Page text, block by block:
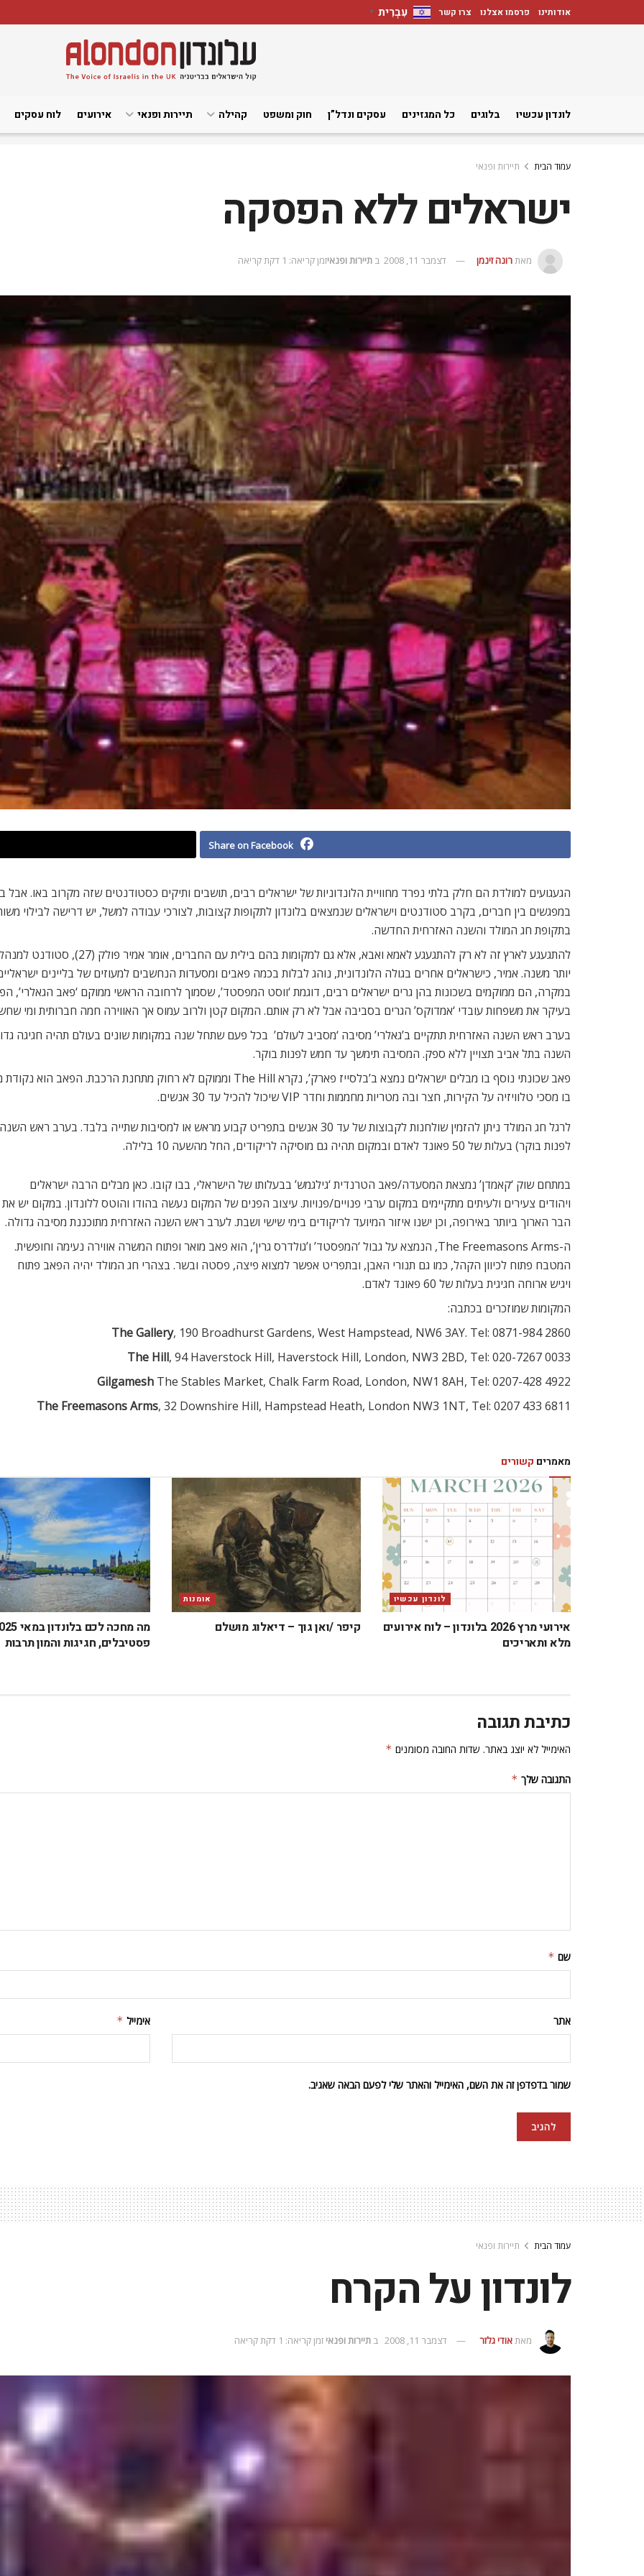
אודותינו פרסמו אצלנו צרו קשר עִבְרִית ▼
לונדון עכשיו בלוגים כל המגזינים עסקים ונדל”ן חוק ומשפט קהילה תיירות ופנאי אירועים לוח עסקים
עמוד הבית תיירות ופנאי
ישראלים ללא הפסקה
מאתרונה זינמן דצמבר 11, 2008 ב תיירות ופנאיזמן קריאה: 1 דקת קריאה
Share on Facebook
הגעגועים למולדת הם חלק בלתי נפרד מחוויית הלונדוניות של ישראלים רבים, תושבים ותיקים כסטודנטים שזה מקרוב באו.
במפגשים בין חברים, בקרב סטודנטים וישראלים שנמצאים בלונדון לתקופות קצובות, לצורכי עבודה למשל, יש דרישה לבילוי
בתקופת חג המולד והשנה האזרחית החדשה.
להתגעגע לארץ זה לא רק להתגעגע לאמא
יותר משנה. אמיר, כישראלים אחרים בגולה הלונדונית, נוהג לבלות בכמה פאבים ומסעדות הנחשבים למעוזים של בליינים
בעיקר את משפחות עובדי ‘אמדוקס’ הגרים בסביבה אבל לא רק אותם. המקום קטן ולרוב עמוס אך האווירה חמה חברותית ומי
בערב ראש השנה האזרחית תתקיים ב’גאלרי’ מסיבה ‘מסביב לעולם’  בכל פעם שתחל שנה במקומות שונים בעולם תהיה חגיגה
השנה בתל אביב תצויין ללא ספק. המסיבה תימשך עד חמש לפנות בוקר.
בו מסכי טלוויזיה על הקירות, חצר ובה מטריות מחממות וחדר VIP שיכול להכיל עד 30 אנשים.
לרגל חג המולד ניתן להזמין שולחנות לקבוצות של עד 30 אנשים בתפריט קבוע מראש או למסיבות
לפנות בוקר) בעלות של 50 פאונד לאדם ובמקום תהיה גם מוסיקה לריקודים, החל מהשעה 10 בלילה.
במתחם שוק ‘קאמדן’ נמצאת המסעדה/פאב הטרנדית ‘גילגמש’ בבעלותו של הישראלי, בבו קובו. כאן מבלים הרבה ישראלים
ויהודים צעירים ולעיתים מתקיימים במקום ערבי פנויים/פנויות. עיצוב הפנים של המקום נעשה בהודו והוטס ללונדון. במקום יש את
הבר הארוך ביותר באירופה, וכן ישנו איזור המיועד לריקודים בימי שישי ושבת. לערב ראש השנה האזרחית מתוכננת מסיבה גדולה.
ה-The Freemasons Arms, הנמצא על גבול ‘המפסטד’ ו’גולדרס גרין’, הוא פאב מואר ופתוח המשרה אווירה נעימה וחופשית.
המטבח פתוח לכיוון הקהל, כמו גם תנורי האבן, ובתפריט אפשר למצוא פיצה, פסטה ובשר. בצהרי חג המולד יהיה הפאב פתוח
ויגיש ארוחה חגיגית בעלות של 60 פאונד לאדם.
המקומות שמוזכרים בכתבה:
The Gallery, 190 Broadhurst Gardens, West Hampstead, NW6 3AY. Tel: 0871-984 2860
The Hill, 94 Haverstock Hill, Haverstock Hill, London, NW3 2BD, Tel: 020-7267 0033
Gilgamesh The Stables Market, Chalk Farm Road, London, NW1 8AH, Tel: 0207-428 4922
The Freemasons Arms, 32 Downshire Hill, Hampstead Heath, London NW3 1NT, Tel: 0207 433 6811
מאמרים קשורים
לונדון עכשיו
אירועי מרץ 2026 בלונדון – לוח אירועים
מלא ותאריכים
אומנות
קיפר /ואן גוך – דיאלוג מושלם
פסטיבלים, חגיגות והמון תרבות
כתיבת תגובה
האימייל לא יוצג באתר. שדות החובה מסומנים *
התגובה שלך *
שם *
אימייל * אתר
שמור בדפדפן זה את השם, האימייל והאתר שלי לפעם הבאה שאגיב.
עמוד הבית תיירות ופנאי
לונדון על הקרח
מאתאודי גלזר דצמבר 11, 2008 ב תיירות ופנאי זמן קריאה: 1 דקת קריאה